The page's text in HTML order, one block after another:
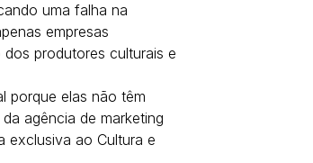
uma falha na
empresas
produtores culturais e
porque elas não têm
agência de marketing
exclusiva ao Cultura e